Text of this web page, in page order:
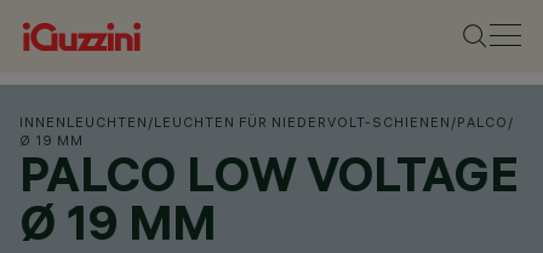
INNENLEUCHTEN /LEUCHTEN FÜR NIEDERVOLT-SCHIENEN /PALCO /
Ø 19 MM
PALCO LOW VOLTAGE
Ø 19 MM